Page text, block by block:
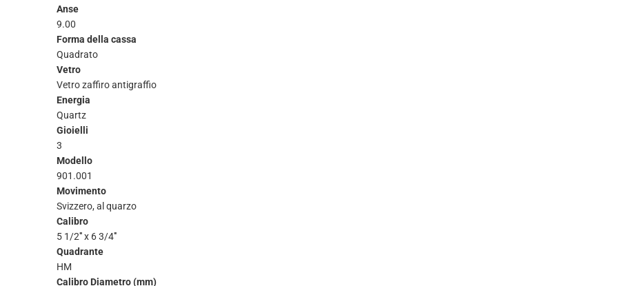
Anse
9.00
Forma della cassa
Quadrato
Vetro
Vetro zaffiro antigraffio
Energia
Quartz
Gioielli
3
Modello
901.001
Movimento
Svizzero, al quarzo
Calibro
5 1/2''' x 6 3/4'''
Quadrante
HM
Calibro Diametro (mm)